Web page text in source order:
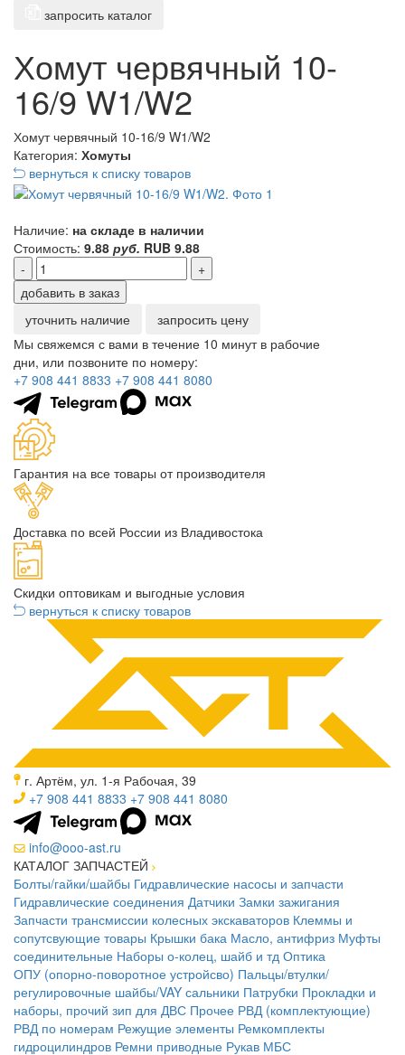
запросить каталог
Хомут червячный 10-
16/9 W1/W2
Хомут червячный 10-16/9 W1/W2
Категория: Хомуты
вернуться к списку товаров
Наличие: на складе в наличии
Стоимость: 9.88 руб. RUB 9.88
-
+
добавить в заказ
уточнить наличие
запросить цену
Мы свяжемся с вами в течение 10 минут в рабочие
дни, или позвоните по номеру:
+7 908 441 8833 +7 908 441 8080
Гарантия на все товары от производителя
Доставка по всей России из Владивостока
Скидки оптовикам и выгодные условия
вернуться к списку товаров
г. Артём, ул. 1-я Рабочая, 39
+7 908 441 8833 +7 908 441 8080
info@ooo-ast.ru
КАТАЛОГ ЗАПЧАСТЕЙ
Болты/гайки/шайбы Гидравлические насосы и запчасти
Гидравлические соединения Датчики Замки зажигания
Запчасти трансмиссии колесных экскаваторов Клеммы и
сопутсвующие товары Крышки бака Масло, антифриз Муфты
соединительные Наборы о-колец, шайб и тд Оптика
ОПУ (опорно-поворотное устройсво) Пальцы/втулки/
регулировочные шайбы/VAY сальники Патрубки Прокладки и
наборы, прочий зип для ДВС Прочее РВД (комплектующие)
РВД по номерам Режущие элементы Ремкомплекты
гидроцилиндров Ремни приводные Рукав МБС